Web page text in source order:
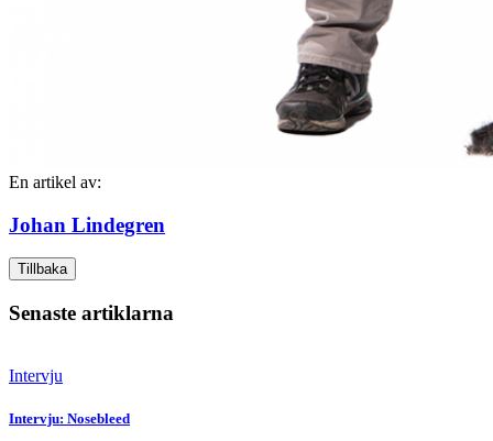
En artikel av:
Johan Lindegren
Tillbaka
Senaste artiklarna
Intervju
Intervju: Nosebleed